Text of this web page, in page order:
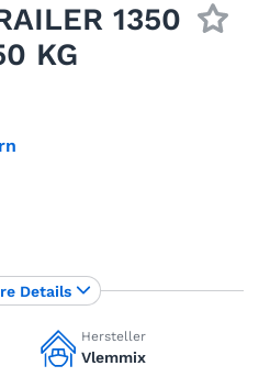
1350
KG
Hersteller
Vlemmix
Details